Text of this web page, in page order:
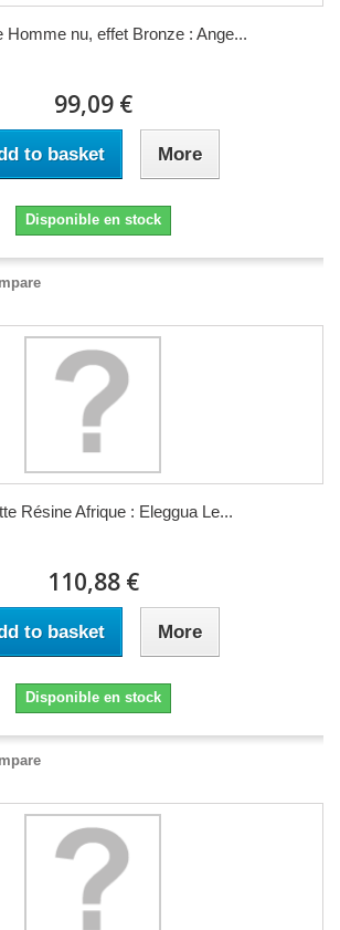
Homme nu, effet Bronze : Ange...
99,09 €
to basket More
Disponible en stock
Résine Afrique : Eleggua Le...
110,88 €
to basket More
Disponible en stock